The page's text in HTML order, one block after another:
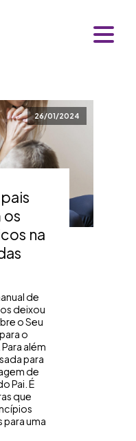
26/01/2024
os
na
de
deixou
o Seu
o
além
para
de
Pai. É
que
uma